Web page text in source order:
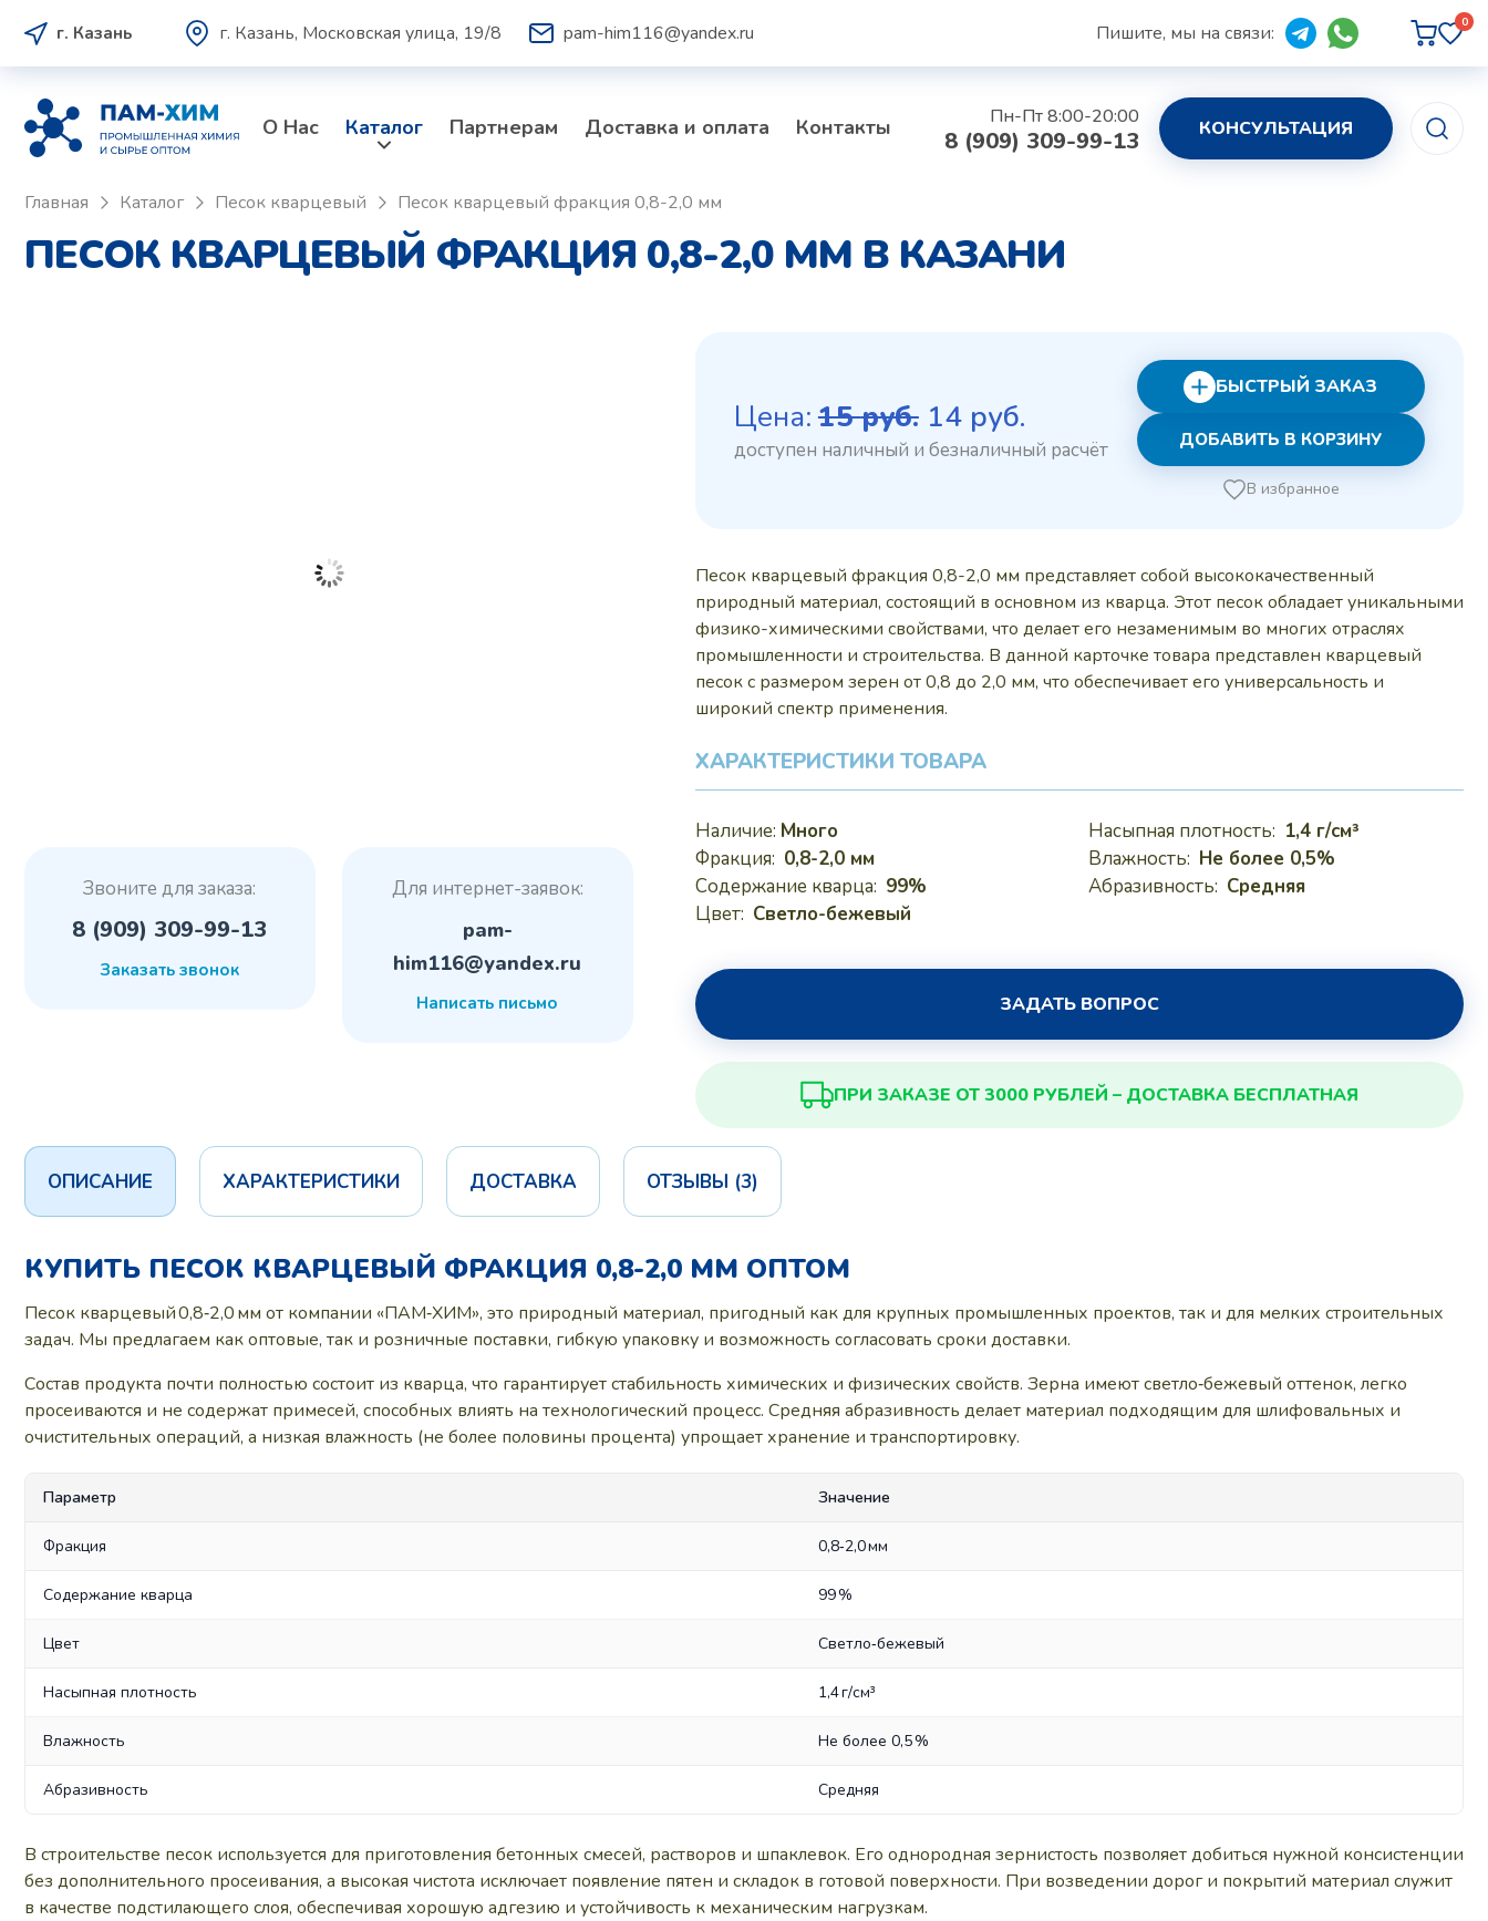
г. Казань г. Казань, Московская улица, 19/8 pam-him116@yandex.ru Пишите, мы на связи: 0
О Нас Каталог Партнерам Доставка и оплата Контакты Пн-Пт 8:00-20:00
8 (909) 309-99-13 КОНСУЛЬТАЦИЯ
Главная Каталог Песок кварцевый Песок кварцевый фракция 0,8-2,0 мм
ПЕСОК КВАРЦЕВЫЙ ФРАКЦИЯ 0,8-2,0 ММ В КАЗАНИ
Звоните для заказа:
8 (909) 309-99-13
Заказать звонок
Для интернет-заявок:
pam-
him116@yandex.ru
Написать письмо
Цена: 15руб. Первоначальная
цена
14 руб.Текущая
цена:
ДОБАВИТЬ В КОРЗИНУ
БЫСТРЫЙ ЗАКАЗ
В избранное
Песок кварцевый фракция 0,8-2,0 мм представляет собой высококачественный
природный материал, состоящий в основном из кварца. Этот песок обладает уникальными
физико-химическими свойствами, что делает его незаменимым во многих отраслях
промышленности и строительства. В данной карточке товара представлен кварцевый
песок с размером зерен от 0,8 до 2,0 мм, что обеспечивает его универсальность и
широкий спектр применения.
ХАРАКТЕРИСТИКИ ТОВАРА
Наличие: Много
Фракция: 0,8-2,0 мм
Содержание кварца: 99%
Цвет: Светло-бежевый
Насыпная плотность: 1,4 г/см³
Влажность: Не более 0,5%
Абразивность: Средняя
ЗАДАТЬ ВОПРОС
ПРИ ЗАКАЗЕ ОТ 3000 РУБЛЕЙ – ДОСТАВКА БЕСПЛАТНАЯ
ОПИСАНИЕ ХАРАКТЕРИСТИКИ ДОСТАВКА ОТЗЫВЫ (3)
КУПИТЬ ПЕСОК КВАРЦЕВЫЙ ФРАКЦИЯ 0,8-2,0 ММ ОПТОМ
Песок кварцевый 0,8‑2,0 мм от компании «ПАМ‑ХИМ», это природный материал, пригодный как для крупных промышленных проектов, так и для мелких строительных
задач. Мы предлагаем как оптовые, так и розничные поставки, гибкую упаковку и возможность согласовать сроки доставки.
Состав продукта почти полностью состоит из кварца, что гарантирует стабильность химических и физических свойств. Зерна имеют светло‑бежевый оттенок, легко
просеиваются и не содержат примесей, способных влиять на технологический процесс. Средняя абразивность делает материал подходящим для шлифовальных и
очистительных операций, а низкая влажность (не более половины процента) упрощает хранение и транспортировку.
Параметр Значение
Фракция 0,8‑2,0 мм
Содержание кварца 99 %
Цвет Светло‑бежевый
Насыпная плотность 1,4 г/см³
Влажность Не более 0,5 %
Абразивность Средняя
В строительстве песок используется для приготовления бетонных смесей, растворов и шпаклевок. Его однородная зернистость позволяет добиться нужной консистенции
без дополнительного просеивания, а высокая чистота исключает появление пятен и складок в готовой поверхности. При возведении дорог и покрытий материал служит
в качестве подстилающего слоя, обеспечивая хорошую адгезию и устойчивость к механическим нагрузкам.